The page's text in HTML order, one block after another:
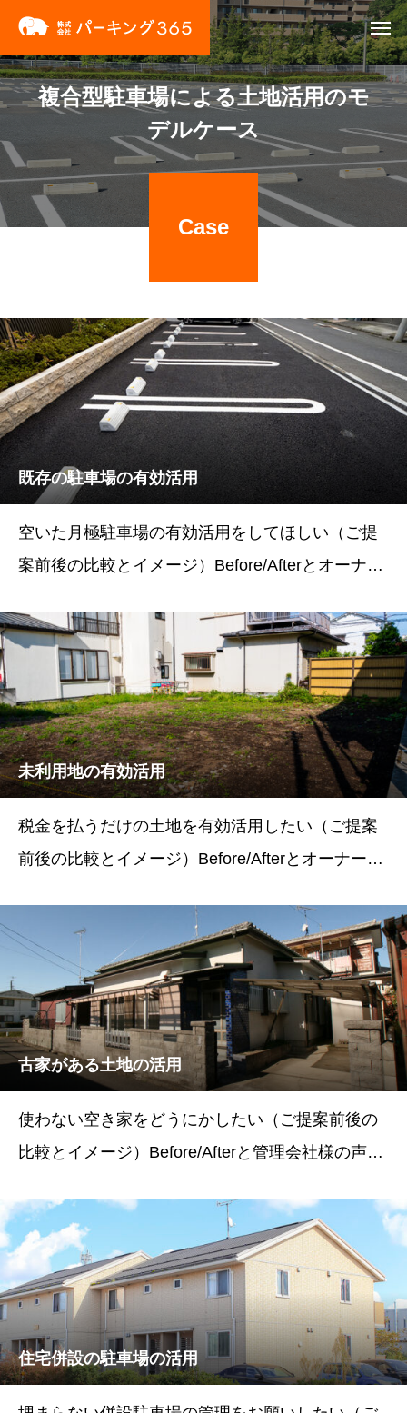
複合型駐車場による土地活用のモ
デルケース
Case
既存の駐車場の有効活用
空いた月極駐車場の有効活用をしてほしい（ご提
案前後の比較とイメージ）Before/Afterとオーナー
グ＋月極駐車場＋ネット予約駐車場台数15台14台
未利用地の有効活用
税金を払うだけの土地を有効活用したい（ご提案
前後の比較とイメージ）Before/Afterとオーナー様
極駐車場＋ネット予約駐車場台数0台16台管理状況
古家がある土地の活用
使わない空き家をどうにかしたい（ご提案前後の
比較とイメージ）Before/Afterと管理会社様の声Be
コインパーキング（パーキング365）台数0台月極
駐車場5台
住宅併設の駐車場の活用